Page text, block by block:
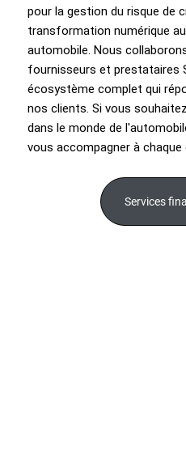
pour la gestion du risque de
transformation numérique
automobile. Nous
fournisseurs et prestataires
écosystème complet qui
nos clients. Si vous
dans le monde de
vous accompagner à chaque
Services